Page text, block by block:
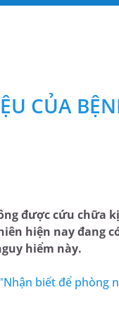
CỦA
được cứu chữa
hiện nay đang
hiểm này.
biết để phòng